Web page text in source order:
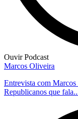
Ouvir Podcast
Marcos Oliveira
Entrevista com
Republicanos que